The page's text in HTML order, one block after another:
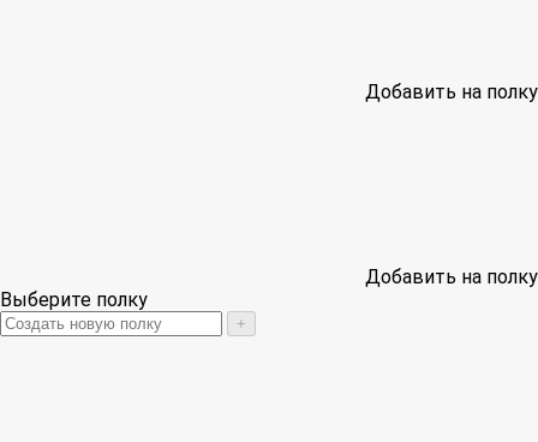
Добавить на полку
Добавить на полку
Выберите полку
+